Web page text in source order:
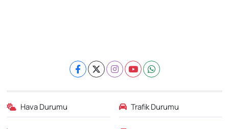
Hava Durumu Trafik Durumu